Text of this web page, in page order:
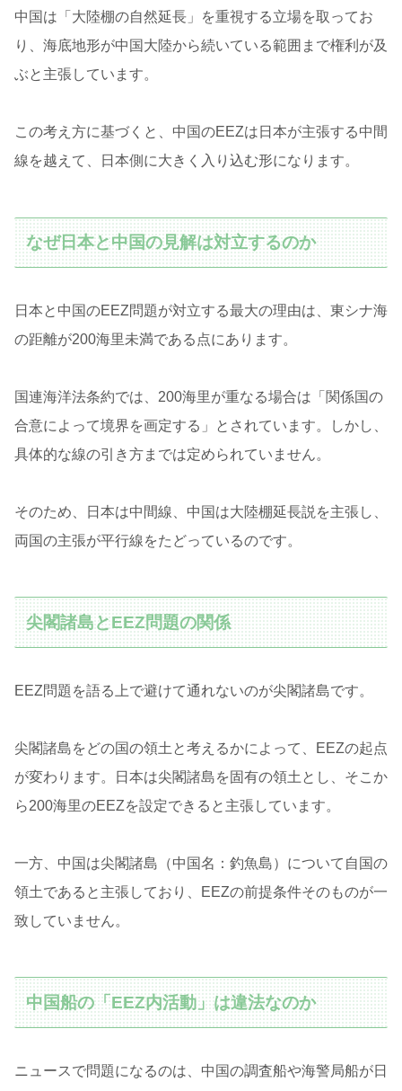
中国は「大陸棚の自然延長」を重視する立場を取ってお
り、海底地形が中国大陸から続いている範囲まで権利が及
ぶと主張しています。
この考え方に基づくと、中国のEEZは日本が主張する中間
線を越えて、日本側に大きく入り込む形になります。
なぜ日本と中国の見解は対立するのか
日本と中国のEEZ問題が対立する最大の理由は、東シナ海
の距離が200海里未満である点にあります。
国連海洋法条約では、200海里が重なる場合は「関係国の
合意によって境界を画定する」とされています。しかし、
具体的な線の引き方までは定められていません。
そのため、日本は中間線、中国は大陸棚延長説を主張し、
両国の主張が平行線をたどっているのです。
尖閣諸島とEEZ問題の関係
EEZ問題を語る上で避けて通れないのが尖閣諸島です。
尖閣諸島をどの国の領土と考えるかによって、EEZの起点
が変わります。日本は尖閣諸島を固有の領土とし、そこか
ら200海里のEEZを設定できると主張しています。
一方、中国は尖閣諸島（中国名：釣魚島）について自国の
領土であると主張しており、EEZの前提条件そのものが一
致していません。
中国船の「EEZ内活動」は違法なのか
ニュースで問題になるのは、中国の調査船や海警局船が日